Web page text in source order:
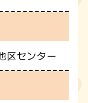
センター